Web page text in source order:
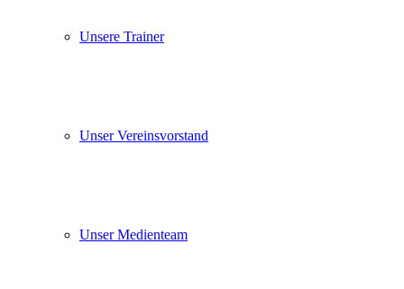
Unsere Trainer
Unser Vereinsvorstand
Unser Medienteam